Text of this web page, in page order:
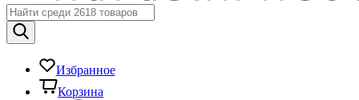
Избранное
Корзина